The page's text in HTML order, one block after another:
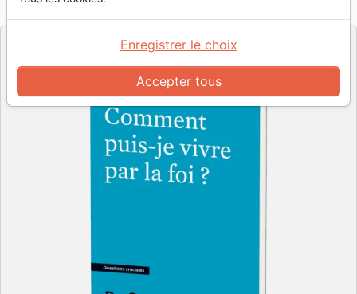
La Rochelle
Accepter tous
Enregistrer le choix